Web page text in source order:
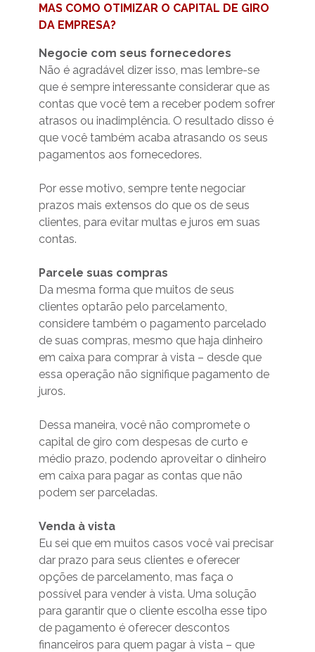
MAS COMO OTIMIZAR O CAPITAL DE GIRO
DA EMPRESA?
Negocie com seus fornecedores
Não é agradável dizer isso, mas lembre-se
que é sempre interessante considerar que as
contas que você tem a receber podem sofrer
atrasos ou inadimplência. O resultado disso é
que você também acaba atrasando os seus
pagamentos aos fornecedores.
Por esse motivo, sempre tente negociar
prazos mais extensos do que os de seus
clientes, para evitar multas e juros em suas
contas.
Parcele suas compras
Da mesma forma que muitos de seus
clientes optarão pelo parcelamento,
considere também o pagamento parcelado
de suas compras, mesmo que haja dinheiro
em caixa para comprar à vista – desde que
essa operação não signifique pagamento de
juros.
Dessa maneira, você não compromete o
capital de giro com despesas de curto e
médio prazo, podendo aproveitar o dinheiro
em caixa para pagar as contas que não
podem ser parceladas.
Venda à vista
Eu sei que em muitos casos você vai precisar
dar prazo para seus clientes e oferecer
opções de parcelamento, mas faça o
possível para vender à vista. Uma solução
para garantir que o cliente escolha esse tipo
de pagamento é oferecer descontos
financeiros para quem pagar à vista – que